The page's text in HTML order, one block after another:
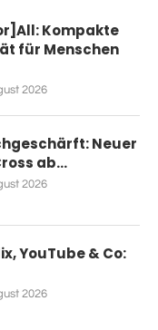
Kompakte
für Menschen
2026
Neuer
ab...
2026
YouTube & Co:
2026